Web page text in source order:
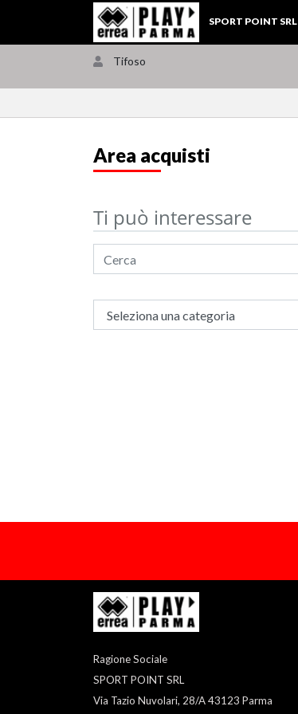
SPORT POINT SRL
Tifoso
Area acquisti
Ti può interessare
Ragione Sociale
SPORT POINT SRL
Via Tazio Nuvolari, 28/A 43123 Parma